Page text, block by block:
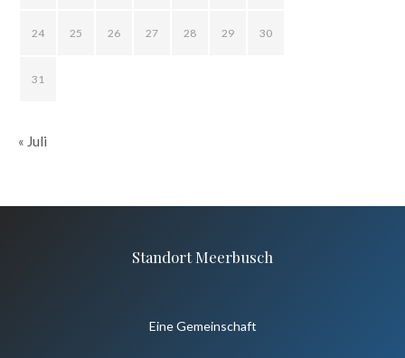
24 25 26 27 28 29 30
31
« Juli
Standort Meerbusch
Eine Gemeinschaft